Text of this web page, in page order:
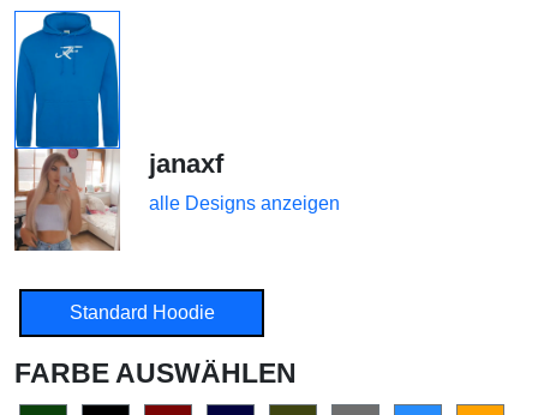
janaxf
alle Designs anzeigen
Standard Hoodie
FARBE AUSWÄHLEN